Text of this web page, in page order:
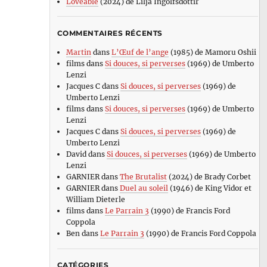
COMMENTAIRES RÉCENTS
Martindans L’Œuf de l’ange (1985) de Mamoru Oshii
filmsdans Si douces, si perverses(1969) de Umberto
Lenzi
Jacques Cdans Si douces, si perverses(1969) de
Umberto Lenzi
filmsdans Si douces, si perverses(1969) de Umberto
Lenzi
Jacques Cdans Si douces, si perverses(1969) de
Umberto Lenzi
Daviddans Si douces, si perverses(1969) de Umberto
Lenzi
GARNIERdans The Brutalist(2024) de Brady Corbet
GARNIERdans Duel au soleil(1946) de King Vidor et
William Dieterle
filmsdans Le Parrain 3 (1990) de Francis Ford
Coppola
Bendans Le Parrain 3 (1990) de Francis Ford Coppola
CATÉGORIES